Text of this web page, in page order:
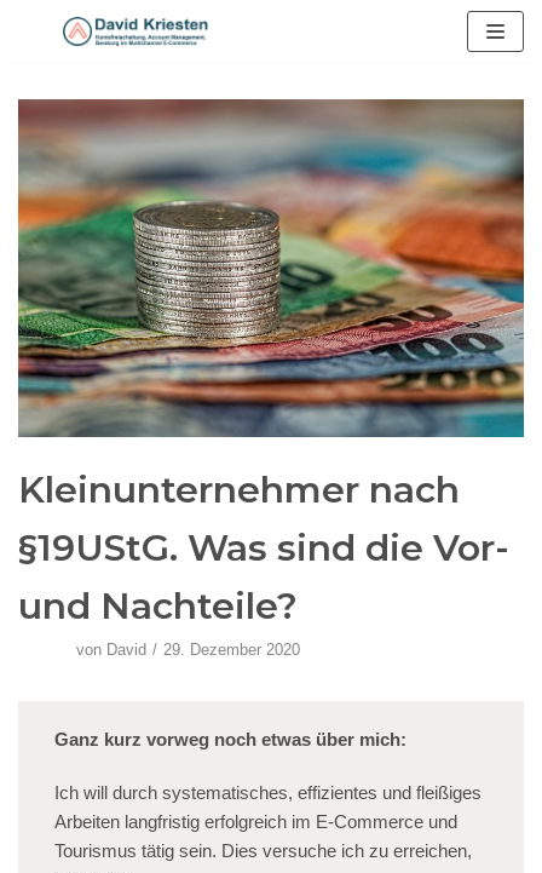
springen
Kleinunternehmer nach
§19UStG. Was sind die Vor-
und Nachteile?
von David 29. Dezember 2020
Ganz kurz vorweg noch etwas über mich:
Ich will durch systematisches, effizientes und fleißiges
Arbeiten langfristig erfolgreich im E-Commerce und
Tourismus tätig sein. Dies versuche ich zu erreichen,